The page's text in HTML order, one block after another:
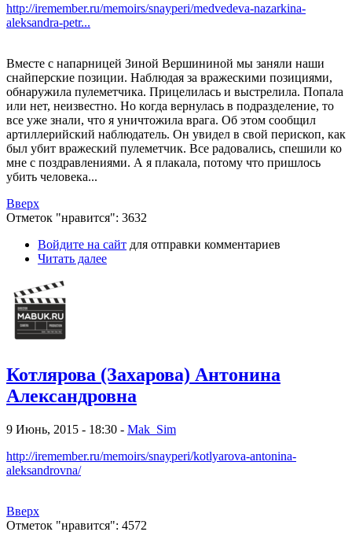
http://iremember.ru/memoirs/snayperi/medvedeva-nazarkina-
aleksandra-petr...
Вместе с напарницей Зиной Вершининой мы заняли наши
снайперские позиции. Наблюдая за вражескими позициями,
обнаружила пулеметчика. Прицелилась и выстрелила. Попала
или нет, неизвестно. Но когда вернулась в подразделение, то
все уже знали, что я уничтожила врага. Об этом сообщил
артиллерийский наблюдатель. Он увидел в свой перископ, как
был убит вражеский пулеметчик. Все радовались, спешили ко
мне с поздравлениями. А я плакала, потому что пришлось
убить человека...
Вверх
Отметок "нравится": 3632
Войдите на сайт для отправки комментариев
Читать далее
Котлярова (Захарова) Антонина
Александровна
9 Июнь, 2015 - 18:30 - Mak_Sim
http://iremember.ru/memoirs/snayperi/kotlyarova-antonina-
aleksandrovna/
Вверх
Отметок "нравится": 4572